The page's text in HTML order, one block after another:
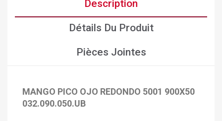
Créer une liste d'envies ×
Connexion
Description
Détails Du Produit
Pièces Jointes
MANGO PICO OJO REDONDO 5001 900X50
032.090.050.UB